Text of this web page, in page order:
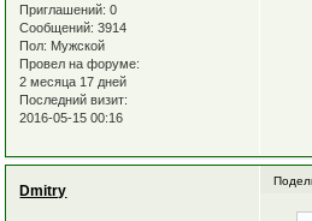
Приглашений: 0
Сообщений: 3914
Пол: Мужской
Провел на форуме:
2 месяца 17 дней
Последний визит:
2016-05-15 00:16
Dmitry